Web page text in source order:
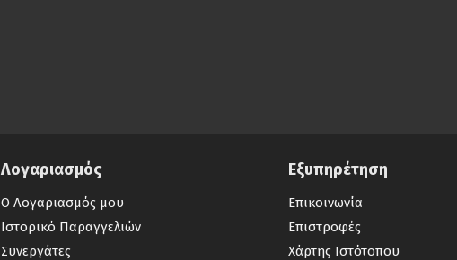
Λογαριασμός
Ο Λογαριασμός μου
Ιστορικό Παραγγελιών
Συνεργάτες
Εξυπηρέτηση
Επικοινωνία
Επιστροφές
Χάρτης Ιστότοπου